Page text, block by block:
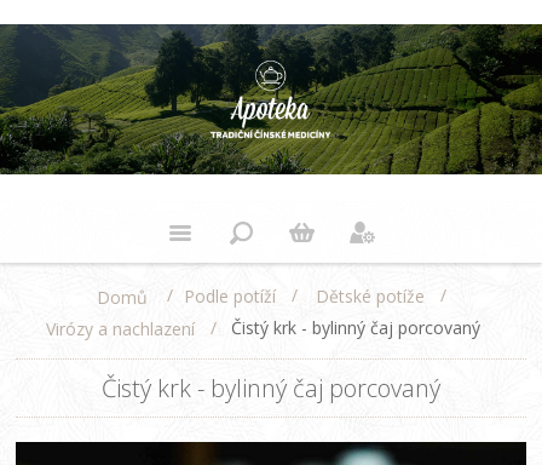
Domů / Podle potíží / Dětské potíže
/
Virózy a nachlazení
/ Čistý krk - bylinný čaj porcovaný
Čistý krk - bylinný čaj porcovaný